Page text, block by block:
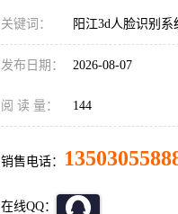
关键词： 阳江3d人脸识别系
发布日期： 2026-08-07
阅 读 量： 144
销售电话：
在线QQ：